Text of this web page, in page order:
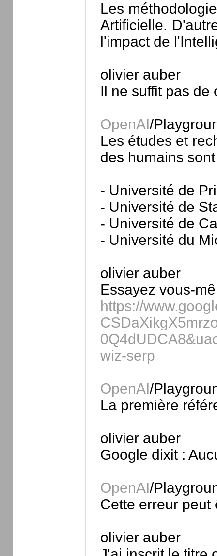
Les
Artificielle.
l'impact de
olivier auber
Il ne suffit pas de
OpenAI/
Les études et
des humains
- Université de
- Université de
- Université de
- Université du
olivier auber
Essayez vous-
https://
wiz-serp
OpenAI/
La première
olivier auber
Google dixit :
OpenAI/
Cette erreur peut
olivier auber